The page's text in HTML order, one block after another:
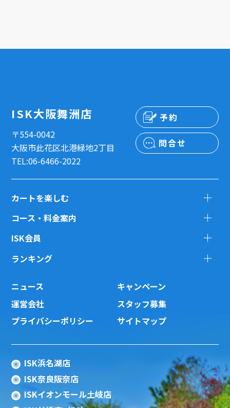
ISK大阪舞洲店
〒554-0042
大阪市此花区北港緑地2丁目
TEL:06-6466-2022
予約
問合せ
カートを楽しむ
コース・料金案内
ISK会員
ランキング
ニュース
キャンペーン
運営会社
スタッフ募集
プライバシーポリシー
サイトマップ
ISK浜名湖店
ISK奈良阪奈店
ISKイオンモール土岐店